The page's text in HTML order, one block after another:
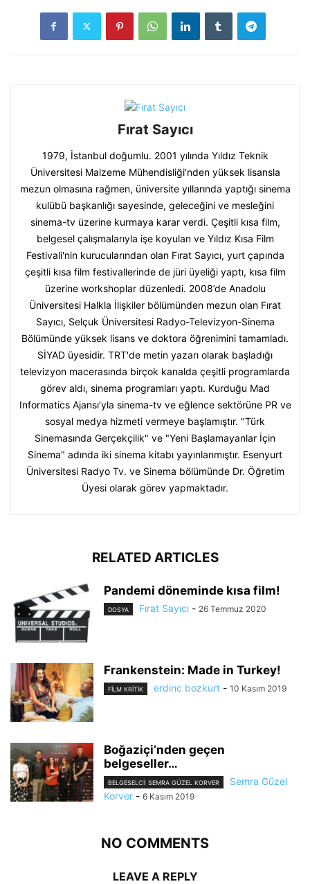
Fırat Sayıcı
1979, İstanbul doğumlu. 2001 yılında Yıldız Teknik
Üniversitesi Malzeme Mühendisliği’nden yüksek lisansla
mezun olmasına rağmen, üniversite yıllarında yaptığı sinema
kulübü başkanlığı sayesinde, geleceğini ve mesleğini
sinema-tv üzerine kurmaya karar verdi. Çeşitli kısa film,
belgesel çalışmalarıyla işe koyulan ve Yıldız Kısa Film
Festivali'nin kurucularından olan Fırat Sayıcı, yurt çapında
çeşitli kısa film festivallerinde de jüri üyeliği yaptı, kısa film
üzerine workshoplar düzenledi. 2008’de Anadolu
Üniversitesi Halkla İlişkiler bölümünden mezun olan Fırat
Sayıcı, Selçuk Üniversitesi Radyo-Televizyon-Sinema
Bölümünde yüksek lisans ve doktora öğrenimini tamamladı.
SİYAD üyesidir. TRT'de metin yazarı olarak başladığı
televizyon macerasında birçok kanalda çeşitli programlarda
görev aldı, sinema programları yaptı. Kurduğu Mad
Informatics Ajansı’yla sinema-tv ve eğlence sektörüne PR ve
sosyal medya hizmeti vermeye başlamıştır. "Türk
Sinemasında Gerçekçilik" ve "Yeni Başlamayanlar İçin
Sinema" adında iki sinema kitabı yayınlanmıştır. Esenyurt
Üniversitesi Radyo Tv. ve Sinema bölümünde Dr. Öğretim
Üyesi olarak görev yapmaktadır.
RELATED ARTICLES
Pandemi döneminde kısa film!
DOSYA Fırat Sayıcı - 26 Temmuz 2020
Frankenstein: Made in Turkey!
FILM KRITIK erdinc bozkurt - 10 Kasım 2019
Boğaziçi’nden geçen
belgeseller…
BELGESELCI: SEMRA GÜZEL KORVER
Semra Güzel
Korver - 6 Kasım 2019
NO COMMENTS
LEAVE A REPLY